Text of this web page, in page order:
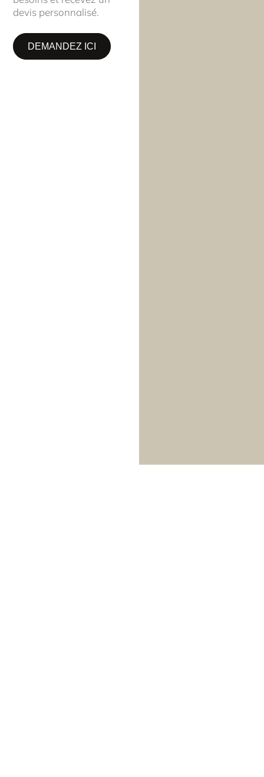
devis personnalisé.
DEMANDEZ ICI